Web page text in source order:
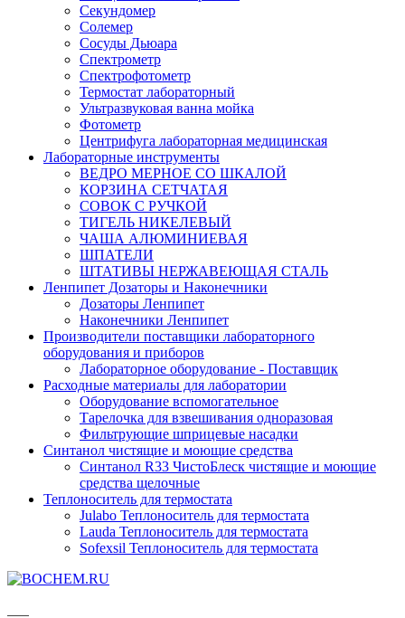
Секундомер
Солемер
Сосуды Дьюара
Спектрометр
Спектрофотометр
Термостат лабораторный
Ультразвуковая ванна мойка
Фотометр
Центрифуга лабораторная медицинская
Лабораторные инструменты
ВЕДРО МЕРНОЕ СО ШКАЛОЙ
КОРЗИНА СЕТЧАТАЯ
СОВОК С РУЧКОЙ
ТИГЕЛЬ НИКЕЛЕВЫЙ
ЧАША АЛЮМИНИЕВАЯ
ШПАТЕЛИ
ШТАТИВЫ НЕРЖАВЕЮЩАЯ СТАЛЬ
Ленпипет Дозаторы и Наконечники
Дозаторы Ленпипет
Наконечники Ленпипет
Производители поставщики лабораторного
оборудования и приборов
Лабораторное оборудование - Поставщик
Расходные материалы для лаборатории
Оборудование вспомогательное
Тарелочка для взвешивания одноразовая
Фильтрующие шприцевые насадки
Синтанол чистящие и моющие средства
Синтанол R33 ЧистоБлеск чистящие и моющие
средства щелочные
Теплоноситель для термостата
Julabo Теплоноситель для термостата
Lauda Теплоноситель для термостата
Sofexsil Теплоноситель для термостата